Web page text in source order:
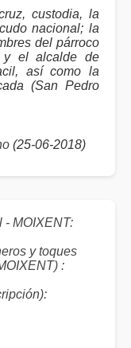
custodia, la
nacional; la
del párroco
y el alcalde de
así como la
(San Pedro
(25-06-2018)
- MOIXENT:
y toques
: